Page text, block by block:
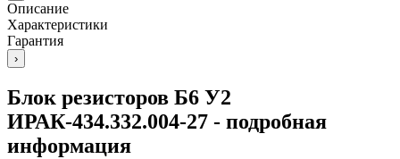
Описание
Характеристики
Гарантия
›
Блок резисторов Б6 У2
ИРАК-434.332.004-27 - подробная
информация